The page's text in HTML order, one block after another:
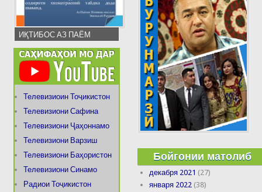
ИҚТИБОС АЗ ПАЁМ
Телевизиоин Тоҷикистон
Телевизиони Сафина
Телевизиони Ҷаҳоннамо
Телевизиони Варзиш
Телевизиони Баҳористон
Телевизиони Синамо
Радиои Тоҷикистон
Бойгонии матолиб
декабря 2021 (27)
января 2022 (38)